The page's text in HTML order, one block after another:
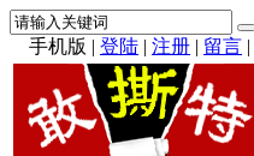
手机版 | 登陆 | 注册 | 留言 |